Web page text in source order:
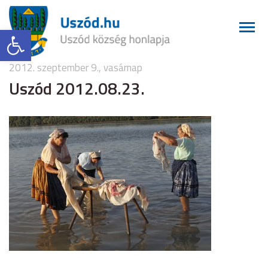
Eszköztár megnyitása
2012. szeptember 9., vasárnap
Uszód 2012.08.23.